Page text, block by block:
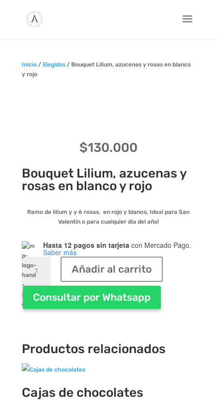
Inicio/ Elegidos/ Bouquet Lilium, azucenas y rosas en blanco
y rojo
$130.000
Bouquet Lilium, azucenas y
rosas en blanco y rojo
Ramo de lilium y y 6 rosas, en rojo y blanco, Ideal para San
Valentín o para cualquier día del año!
Hasta 12 pagos sin tarjetacon Mercado Pago.
Saber más
Bouquet
Lilium,
rosas
en
cantidad
Añadir al carrito
Consultar por Whatsapp
Productos relacionados
Cajas de chocolates